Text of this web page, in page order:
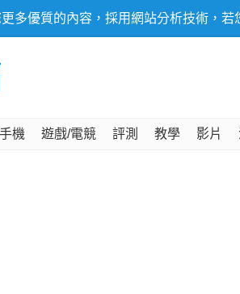
多優質的內容，採用網站分析技術，
手機 遊戲/電競 評測 教學 影片